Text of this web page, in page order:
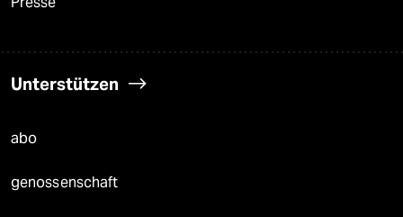
Unterstützen
abo
genossenschaft